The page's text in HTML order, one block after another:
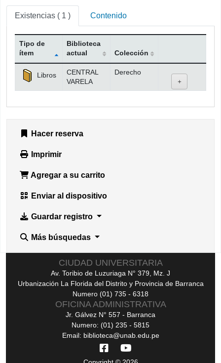
Existencias ( 1 ) Contenido
Existencias
Tipo de
ítem
Biblioteca
actual
Colección
Libros
CENTRAL
VARELA
Derecho
Hacer reserva
Imprimir
Agregar a su carrito
Enviar al dispositivo
Guardar registro
Más búsquedas
CIUDAD UNIVERSITARIA
Av. Toribio de Luzuriaga N° 379, Mz. J
Urbanización La Florida del Distrito y Provincia de Barranca
Numero (01) 735 - 6318
OFICINA ADMINISTRATIVA
Jr. Gálvez N° 557 - Barranca
Numero: (01) 235 - 5815
Email: biblioteca@unab.edu.pe